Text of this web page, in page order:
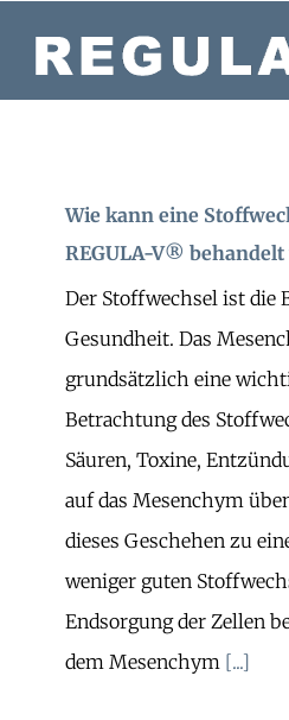
content
Wie kann eine
REGULA-V® behandelt
Der Stoffwechsel ist die
Gesundheit. Das
grundsätzlich eine
Betrachtung des
Säuren, Toxine,
auf das Mesenchym
dieses Geschehen zu
weniger guten
Endsorgung der Zellen
dem Mesenchym [...]